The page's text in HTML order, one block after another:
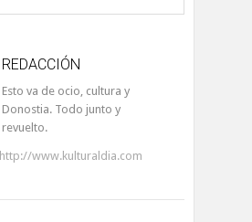
REDACCIÓN
Esto va de ocio, cultura y
Donostia. Todo junto y
revuelto.
http://www.kulturaldia.com